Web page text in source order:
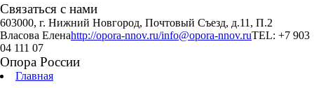
Связаться с нами
603000, г. Нижний Новгород, Почтовый Съезд, д.11, П.2
Власова Еленаhttp://opora-nnov.ru/info@opora-nnov.ruTEL: +7 903
04 111 07
Опора России
Главная